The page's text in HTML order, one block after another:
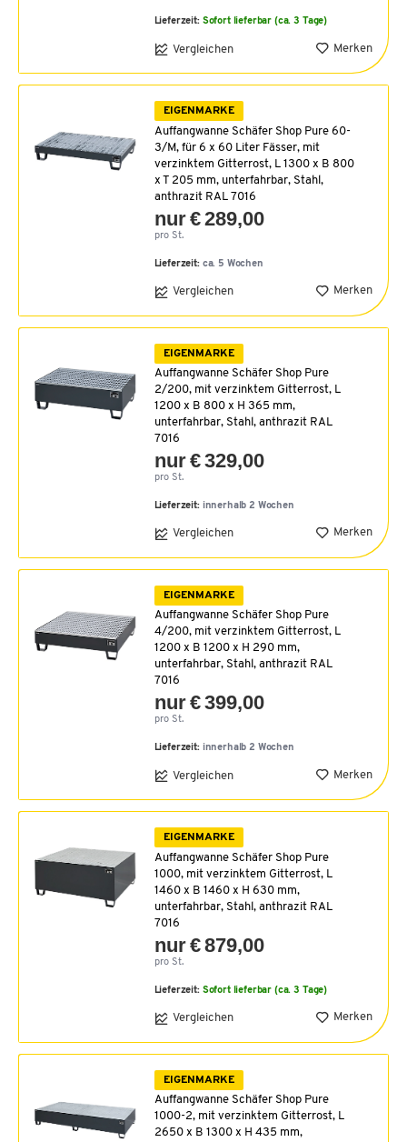
Lieferzeit: Sofort lieferbar (ca. 3 Tage)
Vergleichen Merken
EIGENMARKE
Auffangwanne Schäfer Shop Pure 60-
3/M, für 6 x 60 Liter Fässer, mit
verzinktem Gitterrost, L 1300 x B 800
x T 205 mm, unterfahrbar, Stahl,
anthrazit RAL 7016
nur € 289,00
pro St.
Lieferzeit: ca. 5 Wochen
Vergleichen Merken
EIGENMARKE
Auffangwanne Schäfer Shop Pure
2/200, mit verzinktem Gitterrost, L
1200 x B 800 x H 365 mm,
unterfahrbar, Stahl, anthrazit RAL
7016
nur € 329,00
pro St.
Lieferzeit: innerhalb 2 Wochen
Vergleichen Merken
EIGENMARKE
Auffangwanne Schäfer Shop Pure
4/200, mit verzinktem Gitterrost, L
1200 x B 1200 x H 290 mm,
unterfahrbar, Stahl, anthrazit RAL
7016
nur € 399,00
pro St.
Lieferzeit: innerhalb 2 Wochen
Vergleichen Merken
EIGENMARKE
Auffangwanne Schäfer Shop Pure
1000, mit verzinktem Gitterrost, L
1460 x B 1460 x H 630 mm,
unterfahrbar, Stahl, anthrazit RAL
7016
nur € 879,00
pro St.
Lieferzeit: Sofort lieferbar (ca. 3 Tage)
Vergleichen Merken
EIGENMARKE
Auffangwanne Schäfer Shop Pure
1000-2, mit verzinktem Gitterrost, L
2650 x B 1300 x H 435 mm,